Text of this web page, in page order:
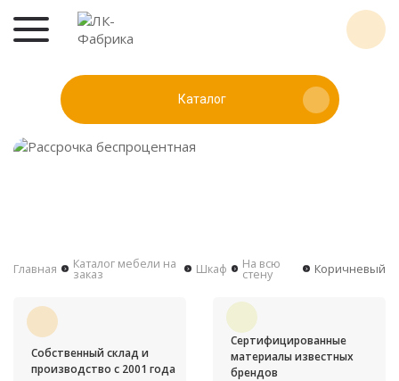
Каталог
Главная Каталог мебели на
заказ Шкаф На всю
стену Коричневый
Собственный склад и
производство с 2001 года
Сертифицированные
материалы известных
брендов